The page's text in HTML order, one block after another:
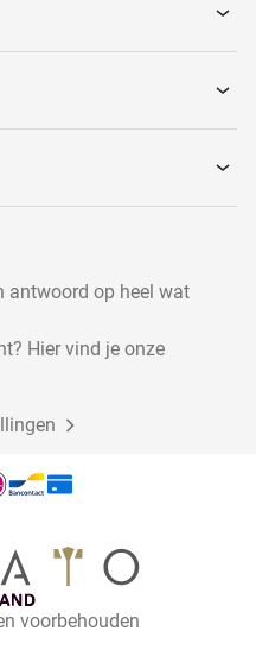
Whiteboards en flipovers
Plantenbakken
antwoord op heel wat
Hier vind je onze
voorbehouden